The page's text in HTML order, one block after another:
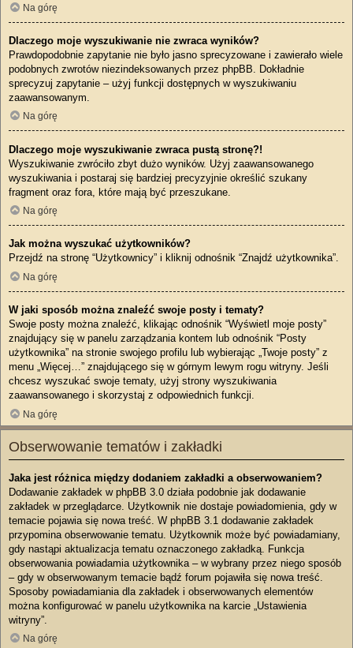
Na górę
Dlaczego moje wyszukiwanie nie zwraca wyników?
Prawdopodobnie zapytanie nie było jasno sprecyzowane i zawierało wiele
podobnych zwrotów niezindeksowanych przez phpBB. Dokładnie
sprecyzuj zapytanie – użyj funkcji dostępnych w wyszukiwaniu
zaawansowanym.
Na górę
Dlaczego moje wyszukiwanie zwraca pustą stronę?!
Wyszukiwanie zwróciło zbyt dużo wyników. Użyj zaawansowanego
wyszukiwania i postaraj się bardziej precyzyjnie określić szukany
fragment oraz fora, które mają być przeszukane.
Na górę
Jak można wyszukać użytkowników?
Przejdź na stronę “Użytkownicy” i kliknij odnośnik “Znajdź użytkownika”.
Na górę
W jaki sposób można znaleźć swoje posty i tematy?
Swoje posty można znaleźć, klikając odnośnik “Wyświetl moje posty”
znajdujący się w panelu zarządzania kontem lub odnośnik “Posty
użytkownika” na stronie swojego profilu lub wybierając „Twoje posty” z
menu „Więcej…” znajdującego się w górnym lewym rogu witryny. Jeśli
chcesz wyszukać swoje tematy, użyj strony wyszukiwania
zaawansowanego i skorzystaj z odpowiednich funkcji.
Na górę
Obserwowanie tematów i zakładki
Jaka jest różnica między dodaniem zakładki a obserwowaniem?
Dodawanie zakładek w phpBB 3.0 działa podobnie jak dodawanie
zakładek w przeglądarce. Użytkownik nie dostaje powiadomienia, gdy w
temacie pojawia się nowa treść. W phpBB 3.1 dodawanie zakładek
przypomina obserwowanie tematu. Użytkownik może być powiadamiany,
gdy nastąpi aktualizacja tematu oznaczonego zakładką. Funkcja
obserwowania powiadamia użytkownika – w wybrany przez niego sposób
– gdy w obserwowanym temacie bądź forum pojawiła się nowa treść.
Sposoby powiadamiania dla zakładek i obserwowanych elementów
można konfigurować w panelu użytkownika na karcie „Ustawienia
witryny”.
Na górę